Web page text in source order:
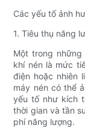
Các yếu tố ảnh
1. Tiêu thụ năng
Một trong
khí nén là mức
điện hoặc nhiên
máy nén có thể
yếu tố như kích
thời gian và tần
phí năng lượng.